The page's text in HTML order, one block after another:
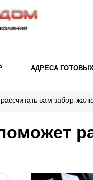
АДРЕСА
вам забор-